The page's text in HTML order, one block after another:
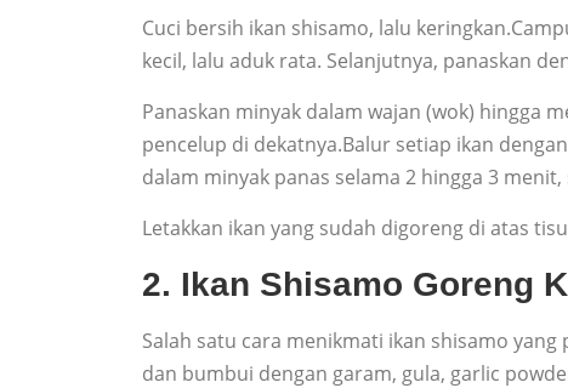
Cuci bersih ikan shisamo, lalu
kecil, lalu aduk rata. Selanjutnya, panaskan
Panaskan minyak dalam wajan (wok) hingga
pencelup di dekatnya.Balur setiap ikan
dalam minyak panas selama 2 hingga 3
Letakkan ikan yang sudah digoreng di atas
2. Ikan Shisamo Goreng
Salah satu cara menikmati ikan shisamo
dan bumbui dengan garam, gula, garlic